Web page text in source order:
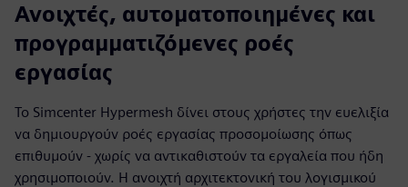
Ανοιχτές, αυτοματοποιημένες και
προγραμματιζόμενες ροές
εργασίας
Το Simcenter Hypermesh δίνει στους χρήστες την ευελιξία
να δημιουργούν ροές εργασίας προσομοίωσης όπως
επιθυμούν - χωρίς να αντικαθιστούν τα εργαλεία που ήδη
χρησιμοποιούν. Η ανοιχτή αρχιτεκτονική του λογισμικού